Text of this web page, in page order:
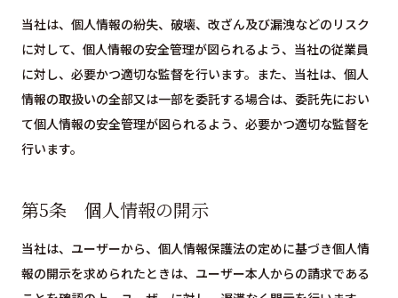
当社は、個人情報の紛失、破壊、改ざん及び漏洩などのリスク
に対して、個人情報の安全管理が図られるよう、当社の従業員
に対し、必要かつ適切な監督を行います。また、当社は、個人
情報の取扱いの全部又は一部を委託する場合は、委託先におい
て個人情報の安全管理が図られるよう、必要かつ適切な監督を
行います。
第5条 個人情報の開示
当社は、ユーザーから、個人情報保護法の定めに基づき個人情
報の開示を求められたときは、ユーザー本人からの請求である